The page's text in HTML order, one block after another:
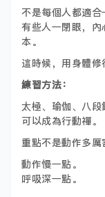
不是每個人都適合
有些人一閉眼，
本。
這時候，用身體修
練習方法：
太極、瑜伽、八
可以成為行動禪。
重點不是動作多厲
動作慢一點。
呼吸深一點。